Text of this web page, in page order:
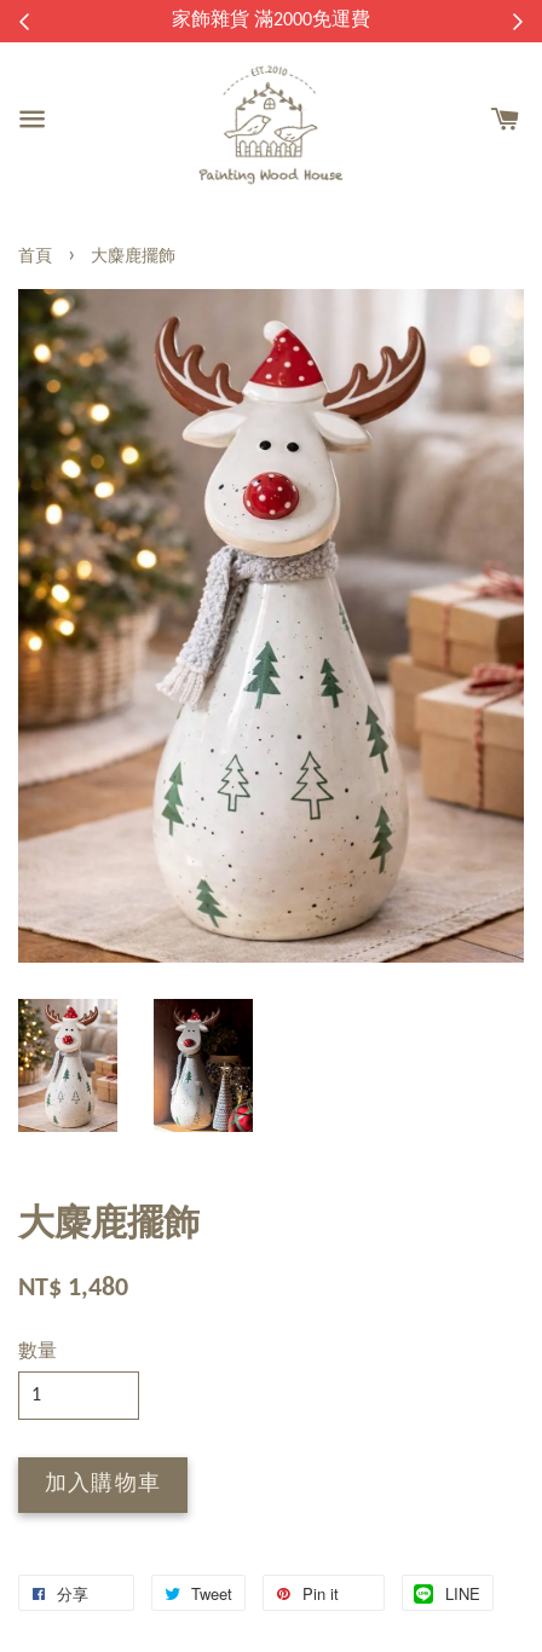
家飾雜貨 滿2000免運費
首頁 › 大麋鹿擺飾
大麋鹿擺飾
NT$ 1,480
數量
加入購物車
分享 Tweet Pin it LINE